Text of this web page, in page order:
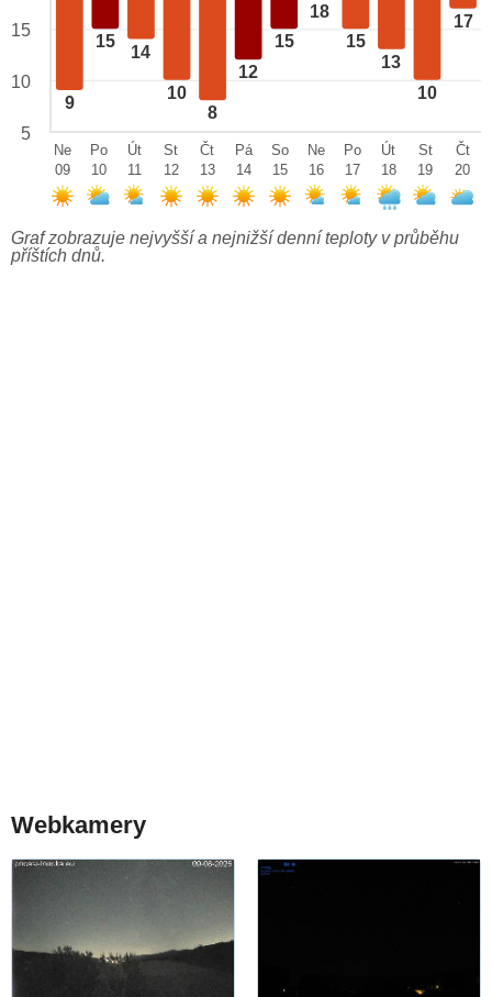
9
15
14
10
8
12
15
18
15
13
10
17
15
10
5
Ne
09
Po
10
Út
11
St
12
Čt
13
Pá
14
So
15
Ne
16
Po
17
Út
18
St
19
Čt
20
Graf zobrazuje nejvyšší a nejnižší denní teploty v průběhu
příštích dnů.
Webkamery